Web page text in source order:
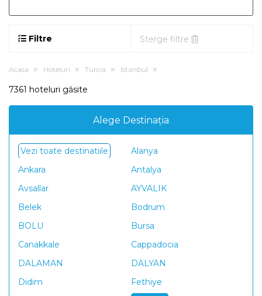
Filtre Sterge filtre
Acasa Hoteluri Turcia Istanbul
7361 hoteluri găsite
Alege Destinația
Vezi toate destinatiile
Alanya
Ankara
Antalya
Avsallar
AYVALIK
Belek
Bodrum
BOLU
Bursa
Canakkale
Cappadocia
DALAMAN
DALYAN
Didim
Fethiye